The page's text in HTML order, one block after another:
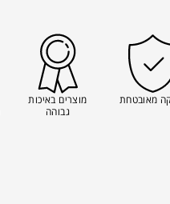
מאובטחת
מוצרים באיכות
גבוהה